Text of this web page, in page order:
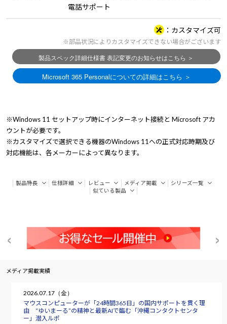
電話サポート
カスタマイズ可
※部品状況によりカスタマイズできない場合がございます
※Windows 11 セットアップ時にインターネット接続と Microsoft アカ
ウントが必要です。
※カスタマイズで選択できる機器のWindows 11への正式対応時期及び
対応機能は、各メーカーによって異なります。
製品特長 仕様詳細 レビュー メディア掲載
シリーズ一覧
似ている製品
メディア掲載実績
2026.07.17（金）
マウスコンピューターが「24時間365日」の国内サポートを貫く理
由 “ゆいまーる”の精神と最新AIで臨む「沖縄コンタクトセンタ
ー」潜入ルポ